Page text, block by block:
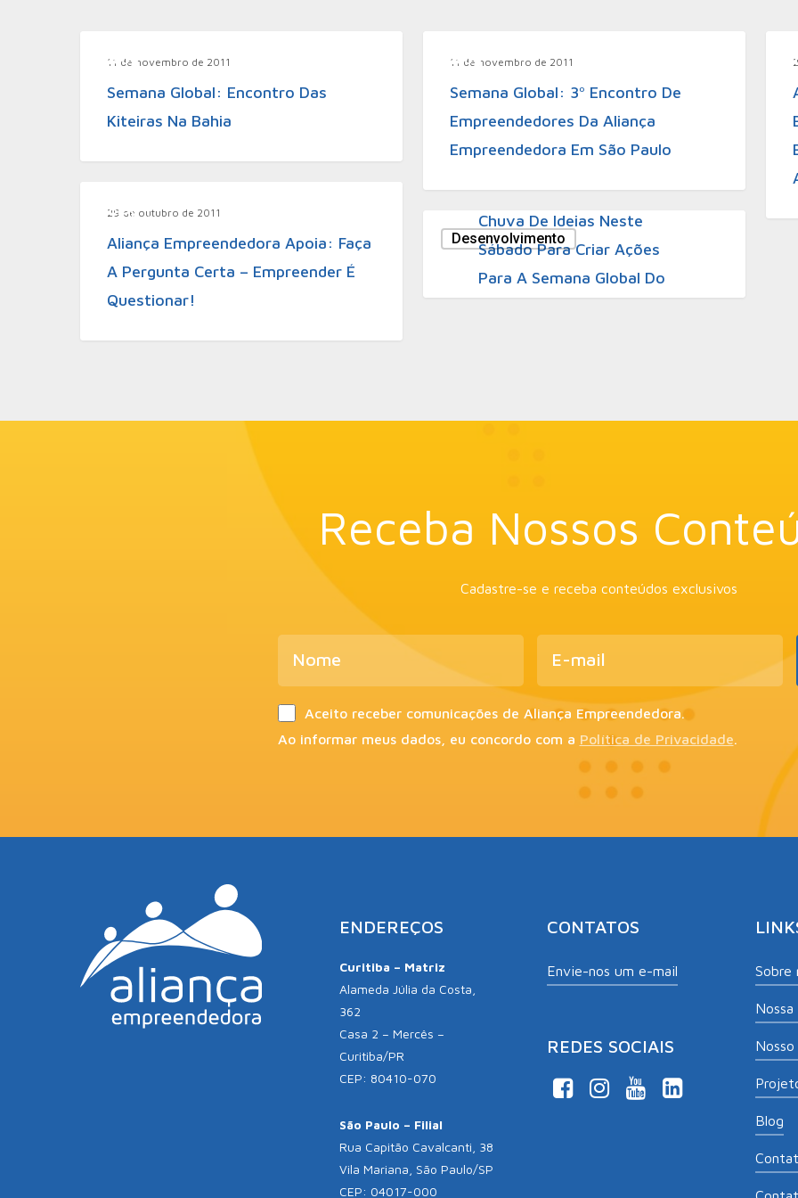
Blog
11 de novembro de 2011
Semana Global: Encontro Das
Kiteiras Na Bahia
Blog
11 de novembro de 2011
Semana Global: 3º Encontro De
Empreendedores Da Aliança
Empreendedora Em São Paulo
Blog
29 de outubro de 2011
Aliança Empreendedora Apoia: Faça
A Pergunta Certa – Empreender É
Questionar!
Desenvolvimento
30 de setembro de 2011
Chuva De Ideias Neste
Sábado Para Criar Ações
Para A Semana Global Do
Receba Nossos
Cadastre-se e receba conteúdos exclusivos
Aceito receber comunicações de Aliança Empreendedora.
Ao informar meus dados, eu concordo com a Política de Privacidade.
ENDEREÇOS
Curitiba – Matriz
Alameda Júlia da Costa,
362
Casa 2 – Mercês –
Curitiba/PR
CEP: 80410-070
São Paulo – Filial
Rua Capitão Cavalcanti, 38
Vila Mariana, São Paulo/SP
CEP: 04017-000
CONTATOS
Envie-nos um e-mail
REDES SOCIAIS
Sobre
Blog